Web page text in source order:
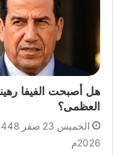
هل أصبحت الفيفا
العظمى؟
2026م